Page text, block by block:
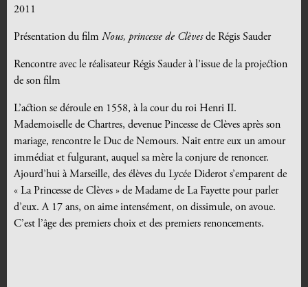
2011
Présentation du film Nous, princesse de Clèvesde Régis Sauder
Rencontre avec le réalisateur Régis Sauder à l’issue de la projection
de son film
L’action se déroule en 1558, à la cour du roi Henri II.
Mademoiselle de Chartres, devenue Pincesse de Clèves après son
mariage, rencontre le Duc de Nemours. Nait entre eux un amour
immédiat et fulgurant, auquel sa mère la conjure de renoncer.
Ajourd’hui à Marseille, des élèves du Lycée Diderot s’emparent de
« La Princesse de Clèves » de Madame de La Fayette pour parler
d’eux. A 17 ans, on aime intensément, on dissimule, on avoue.
C’est l’âge des premiers choix et des premiers renoncements.